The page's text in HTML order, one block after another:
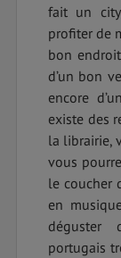
fait un city
profiter de
bon
d’un bon
encore
existe des
la librairie,
vous
le coucher
en
déguster
portugais